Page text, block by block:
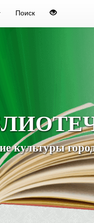
Поиск
культуры